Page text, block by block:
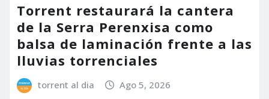
Torrent restaurará la cantera
de la Serra Perenxisa como
balsa de laminación frente a las
lluvias torrenciales
torrent al dia Ago 5, 2026